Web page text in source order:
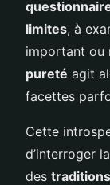
limites, à
important ou
pureté agit
facettes
Cette
d’interroger la
des traditions